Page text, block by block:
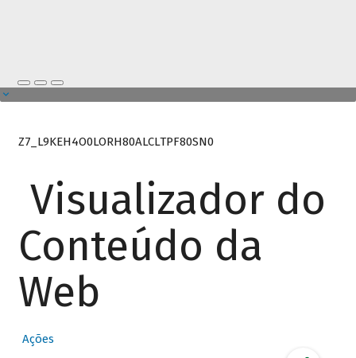
Z7_L9KEH4O0LORH80ALCLTPF80SN0
Visualizador do
Conteúdo da
Web
Ações